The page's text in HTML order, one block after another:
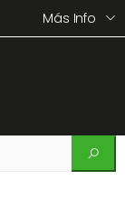
Más Info